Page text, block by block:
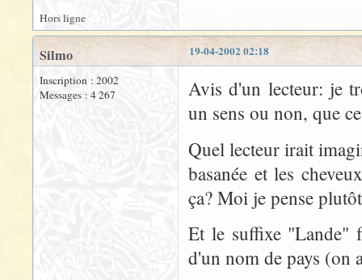
Hors ligne
19-04-2002 02:18
Silmo
Inscription : 2002
Messages : 4 267
Avis d'un lecteur: je
un sens ou non, que
Quel lecteur irait
basanée et les
ça? Moi je pense
Et le suffixe "Lande"
d'un nom de pays (on